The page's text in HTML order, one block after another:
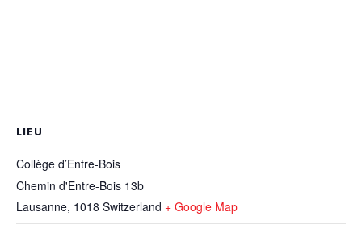
LIEU
Collège d’Entre-Bois
Chemin d'Entre-Bois 13b
Lausanne, 1018 Switzerland + Google Map